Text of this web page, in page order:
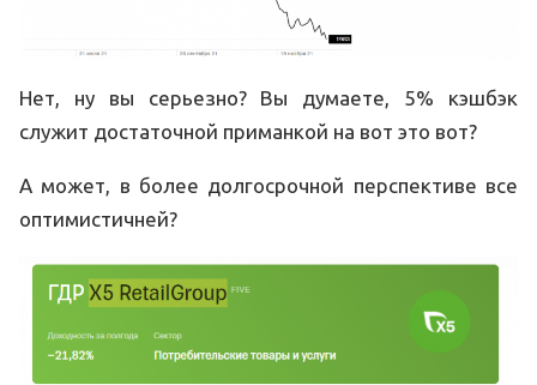
Нет, ну вы серьезно? Вы думаете, 5% кэшбэк
служит достаточной приманкой на вот это вот?
А может, в более долгосрочной перспективе все
оптимистичней?